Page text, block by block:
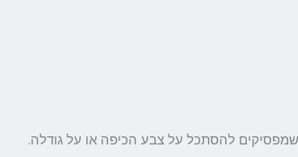
להסתכל על צבע הכיפה או על גודלה.